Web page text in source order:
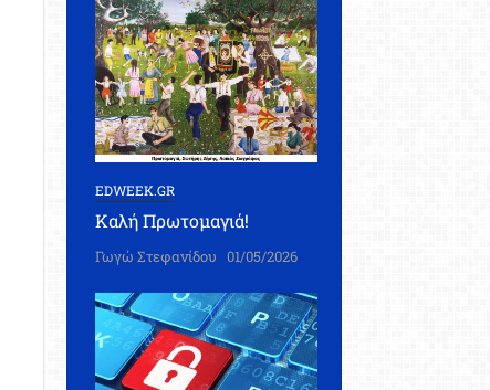
EDWEEK.GR
Καλή Πρωτομαγιά!
Γωγώ Στεφανίδου 01/05/2026